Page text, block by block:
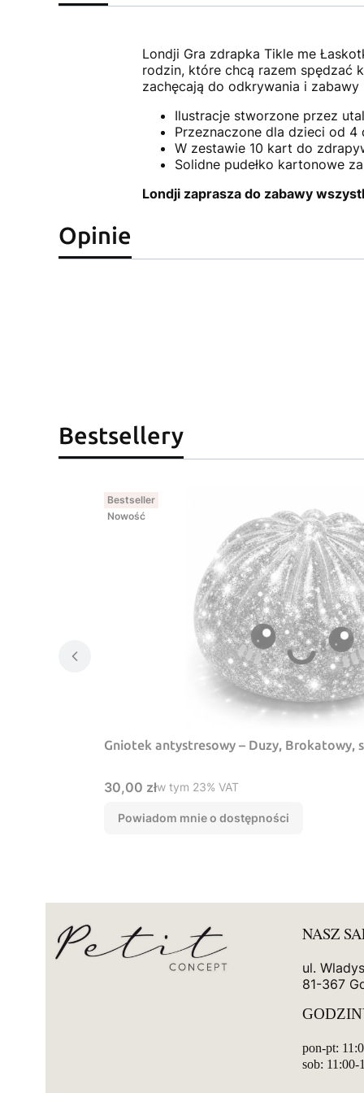
Londji Gra zdrapka Tikle me
rodzin, które chcą razem spędzać
zachęcają do odkrywania i
Ilustracje stworzone przez
Przeznaczone dla dzieci od 4
W zestawie 10 kart do
Solidne pudełko kartonowe
Londji zaprasza do zabawy
Opinie
Bestsellery
Bestseller
Nowość
Gniotek antystresowy – Duzy, Brokatowy,
Cena brutto
30,00 złw tym %s VAT
w tym 23% VAT
Powiadom mnie o dostępności
NASZ
ul.
81-367
pon-pt:
sob: 11:00-